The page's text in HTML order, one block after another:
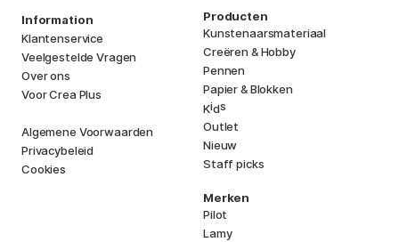
Information
Klantenservice
Veelgestelde Vragen
Over ons
Voor Crea Plus
Algemene Voorwaarden
Privacybeleid
Cookies
Producten
Kunstenaarsmateriaal
Creëren & Hobby
Pennen
Papier & Blokken
Kids
Outlet
Nieuw
Staff picks
Merken
Pilot
Lamy